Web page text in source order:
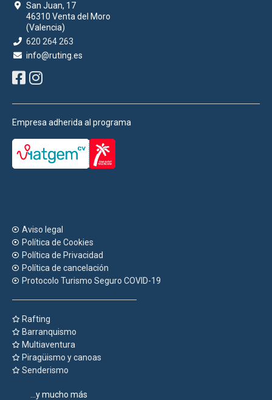
San Juan, 17
46310 Venta del Moro
(Valencia)
620 264 263
info@ruting.es
Empresa adherida al programa
Aviso legal
Política de Cookies
Política de Privacidad
Política de cancelación
Protocolo Turismo Seguro COVID-19
Rafting
Barranquismo
Multiaventura
Piragüismo y canoas
Senderismo
...y mucho más